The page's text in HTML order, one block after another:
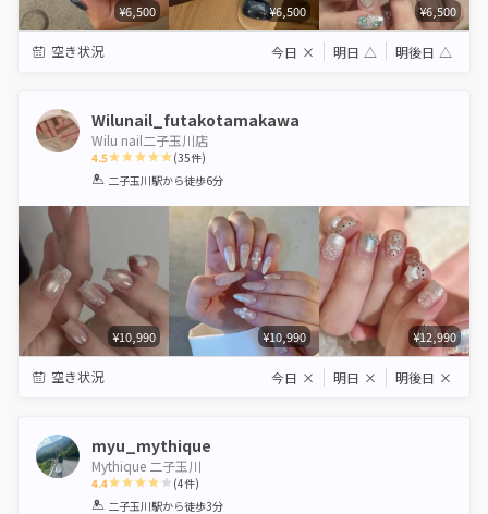
¥6,500 ¥6,500 ¥6,500
空き状況 今日 × 明日 △ 明後日 △
Wilunail_futakotamakawa
Wilu nail二子玉川店
4.5
1 2 3 4 5
(35件)
二子玉川駅から徒歩6分
¥10,990 ¥10,990 ¥12,990
空き状況 今日 × 明日 × 明後日 ×
myu_mythique
Mythique 二子玉川
4.4
1 2 3 4 5
(4件)
二子玉川駅から徒歩3分